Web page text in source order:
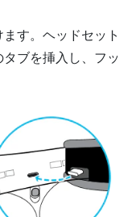
す。ヘッドセット
ブを挿入し、フッ